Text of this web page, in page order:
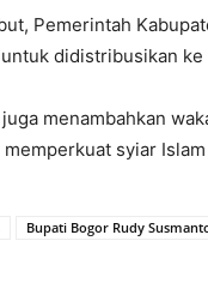
Pemerintah
didistribusikan
menambahkan
syiar
Bupati Bogor Rudy